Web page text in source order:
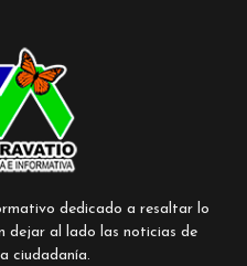
dedicado a resaltar lo
dejar al lado las noticias de
ciudadanía.